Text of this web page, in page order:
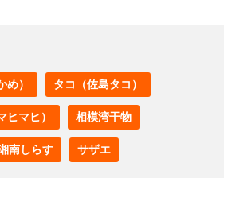
） タコ（佐島タコ）
マヒ） 相模湾干物
南しらす サザエ